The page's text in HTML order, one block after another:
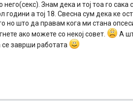
Знам дека и тој тоа го
години а тој 18. Свесна сум дека ке
но што да правам кога ми стана
ако можете со некој совет.
А
заврши работата